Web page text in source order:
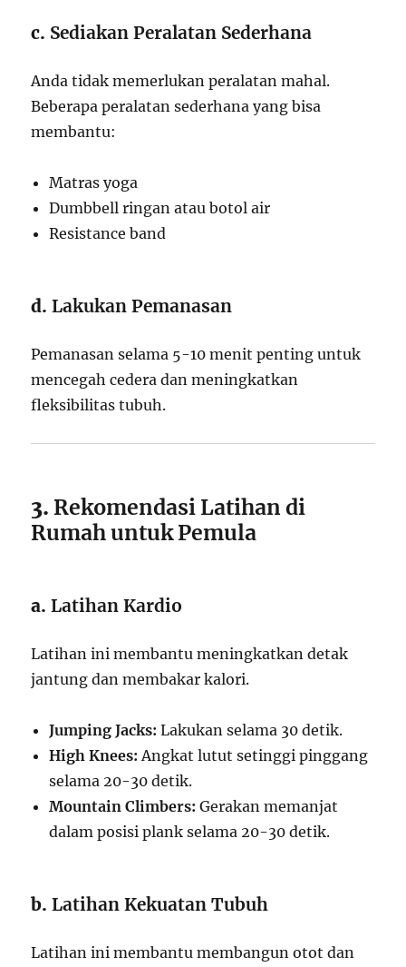
c. Sediakan Peralatan Sederhana
Anda tidak memerlukan peralatan mahal.
Beberapa peralatan sederhana yang bisa
membantu:
Matras yoga
Dumbbell ringan atau botol air
Resistance band
d.Lakukan Pemanasan
Pemanasan selama 5-10 menit penting untuk
mencegah cedera dan meningkatkan
fleksibilitas tubuh.
3. Rekomendasi Latihan di
Rumah untuk Pemula
a.Latihan Kardio
Latihan ini membantu meningkatkan detak
jantung dan membakar kalori.
Jumping Jacks: Lakukan selama 30 detik.
High Knees: Angkat lutut setinggi pinggang
selama 20-30 detik.
Mountain Climbers: Gerakan memanjat
dalam posisi plank selama 20-30 detik.
b.Latihan Kekuatan Tubuh
Latihan ini membantu membangun otot dan